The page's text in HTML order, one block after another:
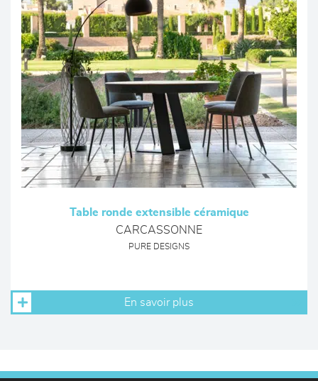
Table ronde extensible céramique
CARCASSONNE
PURE DESIGNS
En savoir plus